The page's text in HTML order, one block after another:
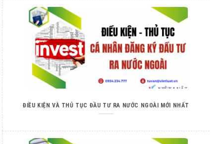
ĐIỀU KIỆN VÀ THỦ TỤC ĐẦU TƯ RA NƯỚC NGOÀI MỚI NHẤT